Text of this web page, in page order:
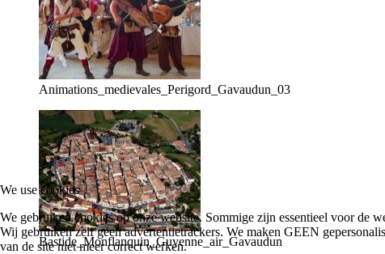
Animations_medievales_Perigord_Gavaudun_03
Bastide_Monflanquin_Guyenne_air_Gavaudun
We use cookies
We gebruiken cookies op onze website. Sommige zijn essentieel voor de
Wij gebruiken zelf geen advertentietrackers. We maken GEEN
van de site niet meer correct werken.